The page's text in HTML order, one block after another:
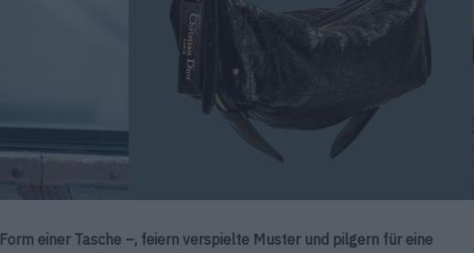
einer Tasche –, feiern verspielte Muster und pilgern für eine